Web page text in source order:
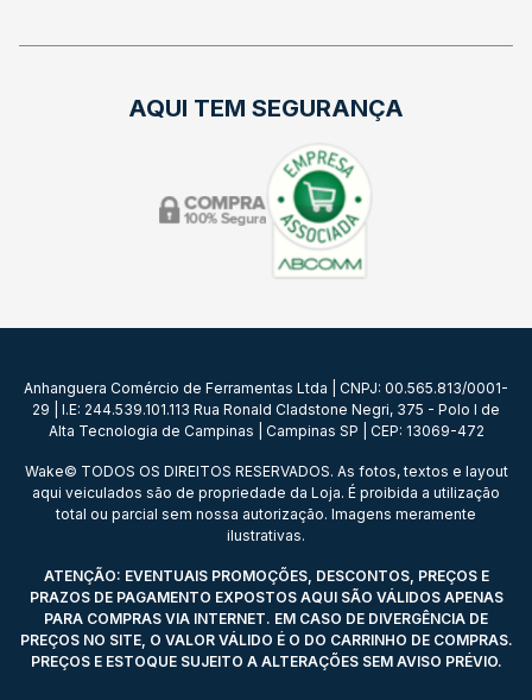
AQUI TEM SEGURANÇA
Anhanguera Comércio de Ferramentas Ltda | CNPJ: 00.565.813/0001-
29 | I.E: 244.539.101.113 Rua Ronald Cladstone Negri, 375 - Polo I de
Alta Tecnologia de Campinas | Campinas SP | CEP: 13069-472
Wake© TODOS OS DIREITOS RESERVADOS. As fotos, textos e layout
aqui veiculados são de propriedade da Loja. É proibida a utilização
total ou parcial sem nossa autorização. Imagens meramente
ilustrativas.
ATENÇÃO: EVENTUAIS PROMOÇÕES, DESCONTOS, PREÇOS E
PRAZOS DE PAGAMENTO EXPOSTOS AQUI SÃO VÁLIDOS APENAS
PARA COMPRAS VIA INTERNET. EM CASO DE DIVERGÊNCIA DE
PREÇOS NO SITE, O VALOR VÁLIDO É O DO CARRINHO DE COMPRAS.
PREÇOS E ESTOQUE SUJEITO A ALTERAÇÕES SEM AVISO PRÉVIO.